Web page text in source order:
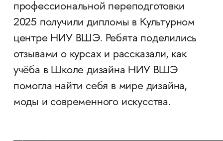
профессиональной переподготовки
2025 получили дипломы в Культурном
центре НИУ ВШЭ. Ребята поделились
отзывами о курсах и рассказали, как
учёба в Школе дизайна НИУ ВШЭ
помогла найти себя в мире дизайна,
моды и современного искусства.